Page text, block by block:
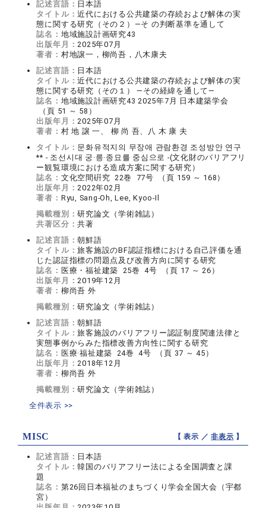
記述言語： 日本語
タイトル：近代における公共建築の存続および解体の実
態に関する研究（その２）―そ の判断基準を通して
誌名： 地域施設計画研究43
出版年月：2025年07月
著者： 村地譲一，柳尚吾，八木康夫
記述言語： 日本語
タイトル：近代における公共建築の存続および解体の実
態に関する研究（その１） ―その経緯を通して―
誌名： 地域施設計画研究43 2025年7月 日本建築学会
（頁 51 ～ 58）
出版年月：2025年07月
著者： 村 地 譲 一、 柳 尚 吾、八 木 康 夫
タイトル： 문화유적지의 무장애 관람환경 조성방안 연구
** - 조선시대 궁·릉·종묘를 중심으로 -(文化財のバリアフリ
ー観覧環境における造成方案に関する研究）
誌名： 文化空間硏究 22巻 77号 （頁 159 ～ 168）
出版年月：2022年02月
著者： Ryu, Sang-Oh, Lee, Kyoo-Il
掲載種別：研究論文（学術雑誌）
共著区分：共著
記述言語：朝鮮語
タイトル：旅客施設のBF認証指標における自己評価を通
じた認証指標の問題点及び改善方向に関する研究
誌名： 医療・福祉建築 25巻 4号 （頁 17 ～ 26）
出版年月：2019年12月
著者： 柳尚吾 外
掲載種別：研究論文（学術雑誌）
記述言語：朝鮮語
タイトル：旅客施設のバリアフリー認証制度関連法律と
実態事例からみた指標改善方向性に関する研究
誌名： 医療·福祉建築 24巻 4号 （頁 37 ～ 45）
出版年月：2018年12月
著者： 柳尚吾 外
掲載種別：研究論文（学術雑誌）
全件表示 >>
MISC 【 表示 ／非表示 】
記述言語： 日本語
タイトル：韓国のバリアフリー法による全国調査と課
題
誌名： 第26回日本福祉のまちづくり学会全国大会（宇都
宮）